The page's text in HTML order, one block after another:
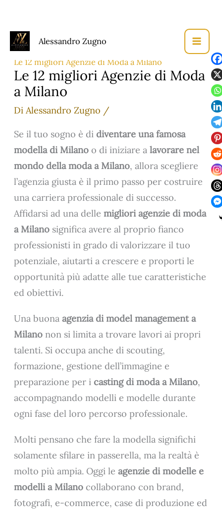
Vai
contenuto
Alessandro Zugno
Home
Le 12 migliori Agenzie di Moda a Milano
Le 12 migliori Agenzie di Moda
a Milano
DiAlessandro Zugno /
Se il tuo sogno è didiventare una famosa
modella di Milano o di iniziare alavorare nel
mondo della moda a Milano, allora scegliere
l’agenzia giusta è il primo passo per costruire
una carriera professionale di successo.
Affidarsi ad una dellemigliori agenzie di moda
a Milano significa avere al proprio fianco
professionisti in grado di valorizzare il tuo
potenziale, aiutarti a crescere e proporti le
opportunità più adatte alle tue caratteristiche
ed obiettivi.
Una buonaagenzia di model management a
Milano non si limita a trovare lavori ai propri
talenti. Si occupa anche di scouting,
formazione, gestione dell’immagine e
preparazione per icasting di moda a Milano,
accompagnando modelli e modelle durante
ogni fase del loro percorso professionale.
Molti pensano che fare la modella significhi
solamente sfilare in passerella, ma la realtà è
molto più ampia. Oggi leagenzie di modelle e
modelli a Milano collaborano con brand,
fotografi, e-commerce, case di produzione ed